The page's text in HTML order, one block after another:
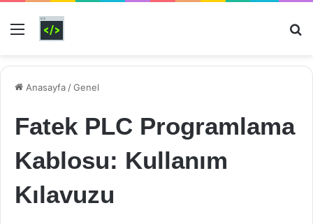
Menü
Anasayfa /Genel
Fatek PLC Programlama
Kablosu: Kullanım
Kılavuzu